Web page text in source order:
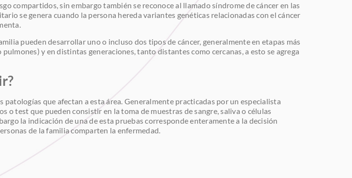
compartidos, sin embargo también se reconoce al llamado síndrome de cáncer en las
se genera cuando la persona hereda variantes genéticas relacionadas con el cáncer
pueden desarrollar uno o incluso dos tipos de cáncer, generalmente en etapas más
y en distintas generaciones, tanto distantes como cercanas, a esto se agrega
que afectan a esta área. Generalmente practicadas por un especialista
o test que pueden consistir en la toma de muestras de sangre, saliva o células
la indicación de una de esta pruebas corresponde enteramente a la decisión
de la familia comparten la enfermedad.